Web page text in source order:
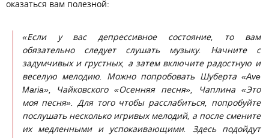
оказаться вам полезной:
«Если у вас депрессивное состояние, то вам
обязательно следует слушать музыку. Начните с
задумчивых и грустных, а затем включите радостную и
веселую мелодию. Можно попробовать Шуберта «Ave
Maria», Чайковского «Осенняя песня», Чаплина «Это
моя песня». Для того чтобы расслабиться, попробуйте
послушать несколько игривых мелодий, а после смените
их медленными и успокаивающими. Здесь подойдут